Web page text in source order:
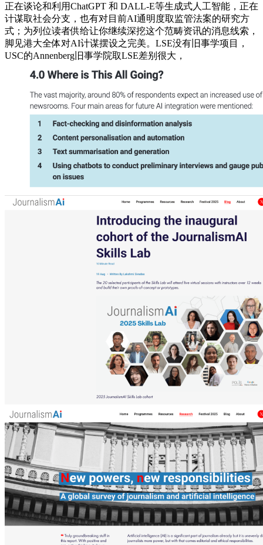
正在谈论和利用ChatGPT 和 DALL-E等生成式人工智能，正在
计谋取社会分支，也有对目前AI通明度取监管法案的研究方
式；为列位读者供给让你继续深挖这个范畴资讯的消息线索，
脚见港大全体对AI计谋摆设之完美。LSE没有旧事学项目，
USC的Annenberg旧事学院取LSE差别很大，